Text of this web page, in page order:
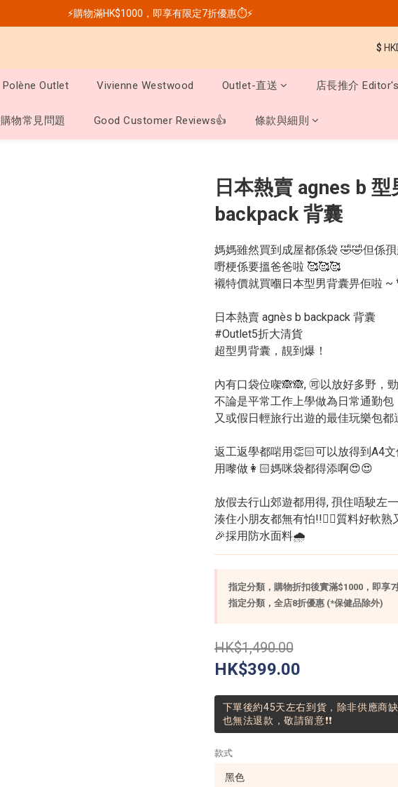
⚡購物滿HK$1000，即享有限定7折優惠⏱️⚡
$
Polène Outlet Vivienne Westwood Outlet-直送 店長推介
購物常見問題 Good Customer Reviews👍 條款與細則
日本熱賣 agnes b 型
backpack 背囊
媽媽雖然買到成屋都係袋 🤣🤣但係
嘢梗係要搵爸爸啦 🥰🥰🥰
襯特價就買嗰日本型男背囊畀佢啦 ~
日本熱賣 agnès b backpack 背囊
#Outlet5折大清貨
超型男背囊，靚到爆！
內有口袋位㗎🙈🙈, 🉑以放好多野，勁
不論是平常工作上學做為日常通勤包
又或假日輕旅行出遊的最佳玩樂包都
返工返學都啱用👏🏻可以放得到A4文
用嚟做👩🏻媽咪袋都得添啊😍😍
放假去行山郊遊都用得, 孭住唔駛左
湊住小朋友都無有怕!!👍🏻質料好軟
🎉採用防水面料🌧
指定分類，購物折扣後實滿$1000，即享
指定分類，全店8折優惠 (*保健品除外)
HK$1,490.00
HK$399.00
下單後約45天左右到貨，除非供應商
也無法退款，敬請留意❗❗
款式